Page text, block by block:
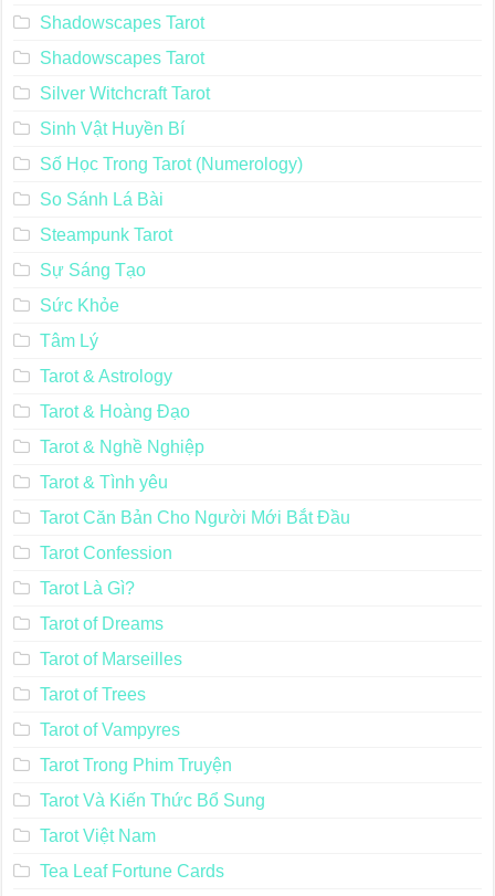
Shadowscapes Tarot
Shadowscapes Tarot
Silver Witchcraft Tarot
Sinh Vật Huyền Bí
Số Học Trong Tarot (Numerology)
So Sánh Lá Bài
Steampunk Tarot
Sự Sáng Tạo
Sức Khỏe
Tâm Lý
Tarot & Astrology
Tarot & Hoàng Đạo
Tarot & Nghề Nghiệp
Tarot & Tình yêu
Tarot Căn Bản Cho Người Mới Bắt Đầu
Tarot Confession
Tarot Là Gì?
Tarot of Dreams
Tarot of Marseilles
Tarot of Trees
Tarot of Vampyres
Tarot Trong Phim Truyện
Tarot Và Kiến Thức Bổ Sung
Tarot Việt Nam
Tea Leaf Fortune Cards